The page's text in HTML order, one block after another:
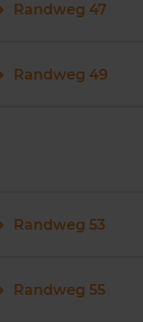
Randweg 47
Randweg 49
Randweg 53
Randweg 55